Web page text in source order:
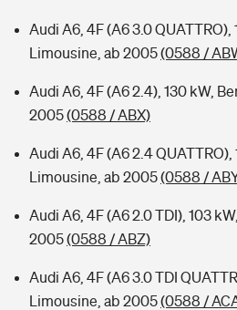
Audi A6, 4F (A6 3.0 QUATTRO),
Limousine, ab 2005(0588 /
Audi A6, 4F (A6 2.4), 130 kW,
2005(0588 / ABX)
Audi A6, 4F (A6 2.4 QUATTRO),
Limousine, ab 2005(0588 /
Audi A6, 4F (A6 2.0 TDI), 103
2005(0588 / ABZ)
Audi A6, 4F (A6 3.0 TDI
Limousine, ab 2005(0588 /